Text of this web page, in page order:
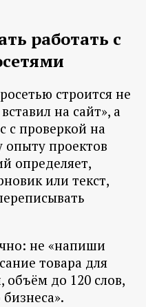
работать с
строится не
на сайт», а
с проверкой на
проектов
определяет,
или текст,
не «напиши
товара для
объём до 120 слов,